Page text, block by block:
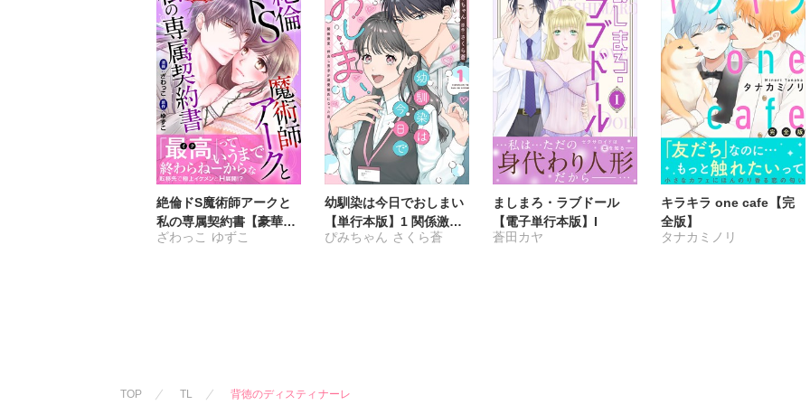
絶倫ドS魔術師アークと
私の専属契約書【豪華
版】
ざわっこ ゆずこ
幼馴染は今日でおしまい
【単行本版】1 関係激
変。仲良し男子が溺愛彼
ぴみちゃん さくら蒼
ましまろ・ラブドール
【電子単行本版】I
蒼田カヤ
キラキラ one cafe【完
全版】
タナカミノリ
TOP TL 背徳のディスティナーレ